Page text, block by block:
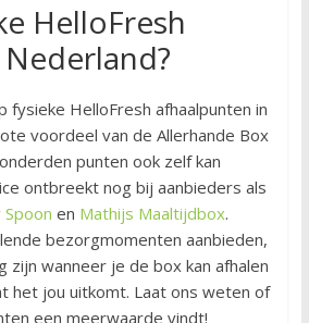
HelloFresh
fysieke HelloFresh afhaalpunten in
voordeel van de Allerhande Box
punten ook zelf kan
ontbreekt nog bij aanbieders als
en Mathijs Maaltijdbox.
bezorgmomenten aanbieden,
zijn wanneer je de box kan afhalen
het jou uitkomt. Laat ons weten of
een meerwaarde vindt!